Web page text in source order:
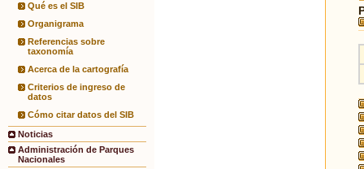
Qué es el SIB
Organigrama
Referencias sobre
taxonomía
Acerca de la cartografía
Criterios de ingreso de
datos
Cómo citar datos del SIB
Noticias
Administración de Parques
Nacionales